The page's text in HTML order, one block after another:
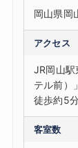
岡山県岡
アクセス
JR岡山
テル前）
徒歩約5
客室数